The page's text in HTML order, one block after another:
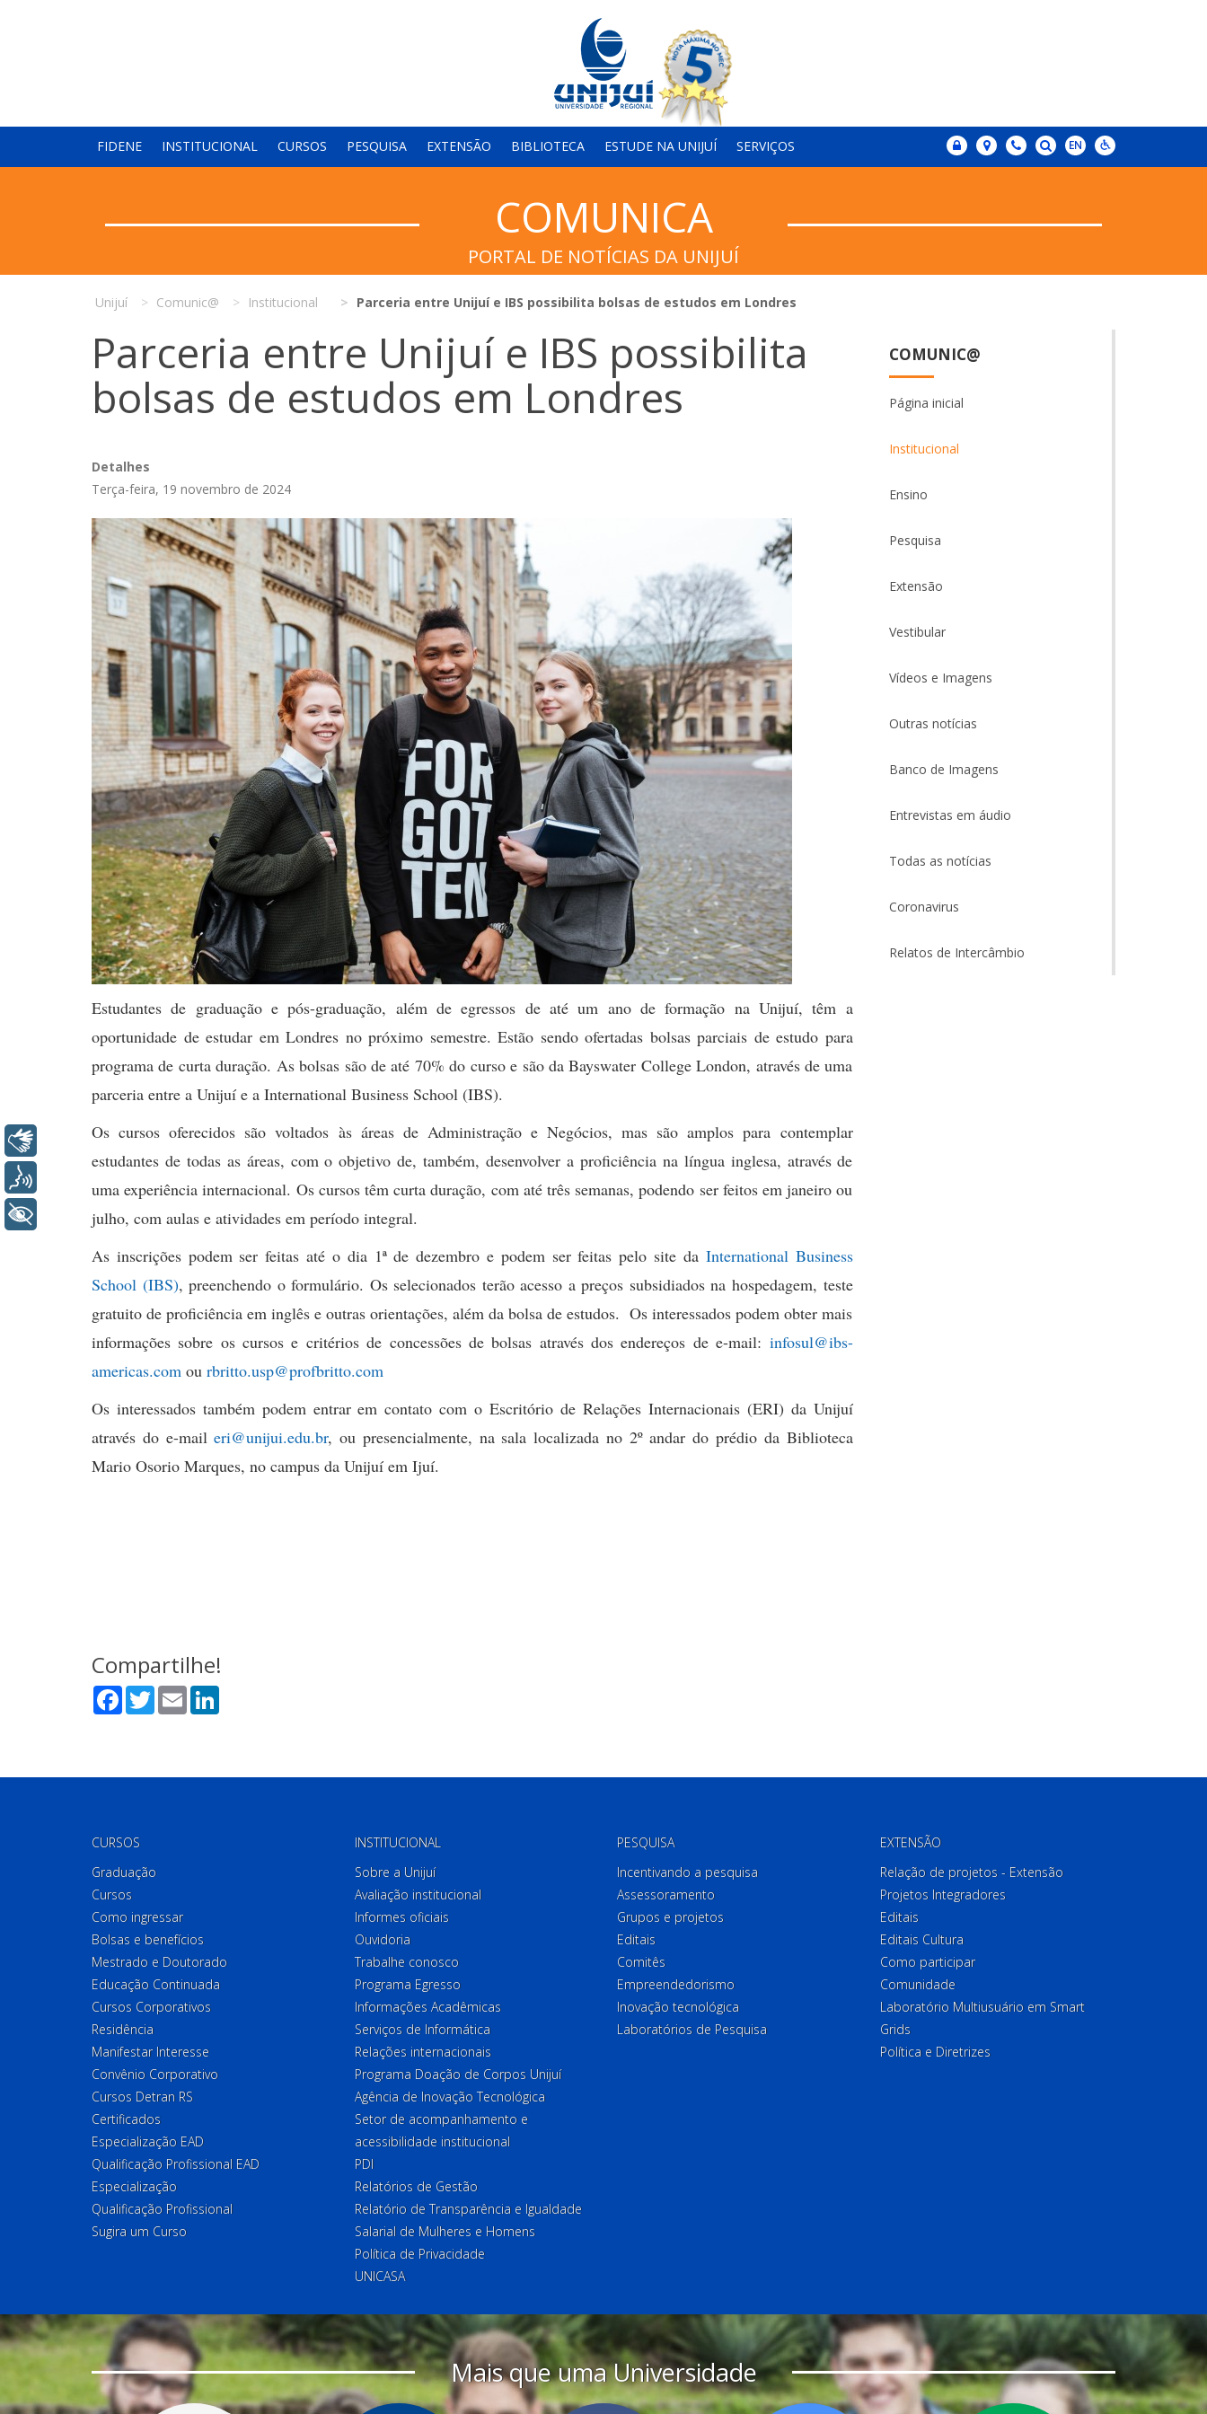
FIDENE INSTITUCIONAL CURSOS PESQUISA EXTENSÃO BIBLIOTECA ESTUDE NA UNIJUÍ SERVIÇOS
COMUNICA
PORTAL DE NOTÍCIAS DA UNIJUÍ
Unijuí Comunic@ Institucional Parceria entre Unijuí e IBS possibilita bolsas de estudos em Londres
Parceria entre Unijuí e IBS possibilita
bolsas de estudos em Londres
Detalhes
Terça-feira, 19 novembro de 2024
Estudantes de graduação e pós-graduação, além de egressos de até um ano de formação na Unijuí, têm a
oportunidade de estudar em Londres no próximo semestre. Estão sendo ofertadas bolsas parciais de estudo para
programa de curta duração. As bolsas são de até 70% do curso e são da Bayswater College London, através de uma
parceria entre a Unijuí e a International Business School (IBS).
Os cursos oferecidos são voltados às áreas de Administração e Negócios, mas são amplos para contemplar
estudantes de todas as áreas, com o objetivo de, também, desenvolver a proficiência na língua inglesa, através de
uma experiência internacional. Os cursos têm curta duração, com até três semanas, podendo ser feitos em janeiro ou
julho, com aulas e atividades em período integral.
As inscrições podem ser feitas até o dia 1ª de dezembro e podem ser feitas pelo site da International Business
School (IBS), preenchendo o formulário. Os selecionados terão acesso a preços subsidiados na hospedagem, teste
gratuito de proficiência em inglês e outras orientações, além da bolsa de estudos. Os interessados podem obter mais
informações sobre os cursos e critérios de concessões de bolsas através dos endereços de e-mail: infosul@ibs-
americas.com ou rbritto.usp@profbritto.com
Os interessados também podem entrar em contato com o Escritório de Relações Internacionais (ERI) da Unijuí
através do e-maileri@unijui.edu.br, ou presencialmente, na sala localizada no 2º andar do prédio da Biblioteca
Mario Osorio Marques, no campus da Unijuí em Ijuí.
Compartilhe!
Facebook
TwitterEmail
COMUNIC@
Página inicial
Institucional
Ensino
Pesquisa
Extensão
Vestibular
Vídeos e Imagens
Outras notícias
Banco de Imagens
Entrevistas em áudio
Todas as notícias
Coronavirus
Relatos de Intercâmbio
CURSOS
Graduação
Cursos
Como ingressar
Bolsas e benefícios
Mestrado e Doutorado
Educação Continuada
Cursos Corporativos
Residência
Manifestar Interesse
Convênio Corporativo
Cursos Detran RS
Certificados
Especialização EAD
Qualificação Profissional EAD
Especialização
Qualificação Profissional
Sugira um Curso
INSTITUCIONAL
Sobre a Unijuí
Avaliação institucional
Informes oficiais
Ouvidoria
Trabalhe conosco
Programa Egresso
Informações Acadêmicas
Serviços de Informática
Relações internacionais
Programa Doação de Corpos Unijuí
Agência de Inovação Tecnológica
Setor de acompanhamento e
acessibilidade institucional
PDI
Relatórios de Gestão
Relatório de Transparência e Igualdade
Salarial de Mulheres e Homens
Política de Privacidade
UNICASA
PESQUISA
Incentivando a pesquisa
Assessoramento
Grupos e projetos
Editais
Comitês
Empreendedorismo
Inovação tecnológica
Laboratórios de Pesquisa
EXTENSÃO
Relação de projetos - Extensão
Projetos Integradores
Editais
Editais Cultura
Como participar
Comunidade
Laboratório Multiusuário em Smart
Grids
Política e Diretrizes
Mais que uma Universidade
Libras
+ Acessibilidade